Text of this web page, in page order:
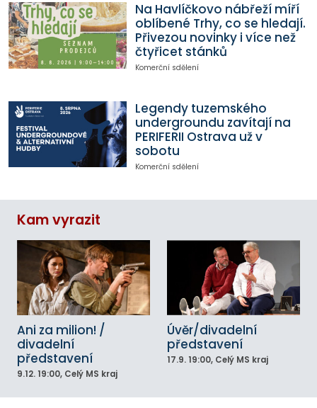
Na Havlíčkovo nábřeží míří
oblíbené Trhy, co se hledají.
Přivezou novinky i více než
čtyřicet stánků
Komerční sdělení
Legendy tuzemského
undergroundu zavítají na
PERIFERII Ostrava už v
sobotu
Komerční sdělení
Kam vyrazit
Ani za milion! /
divadelní
představení
9.12. 19:00, Celý MS kraj
Úvěr/divadelní
představení
17.9. 19:00, Celý MS kraj